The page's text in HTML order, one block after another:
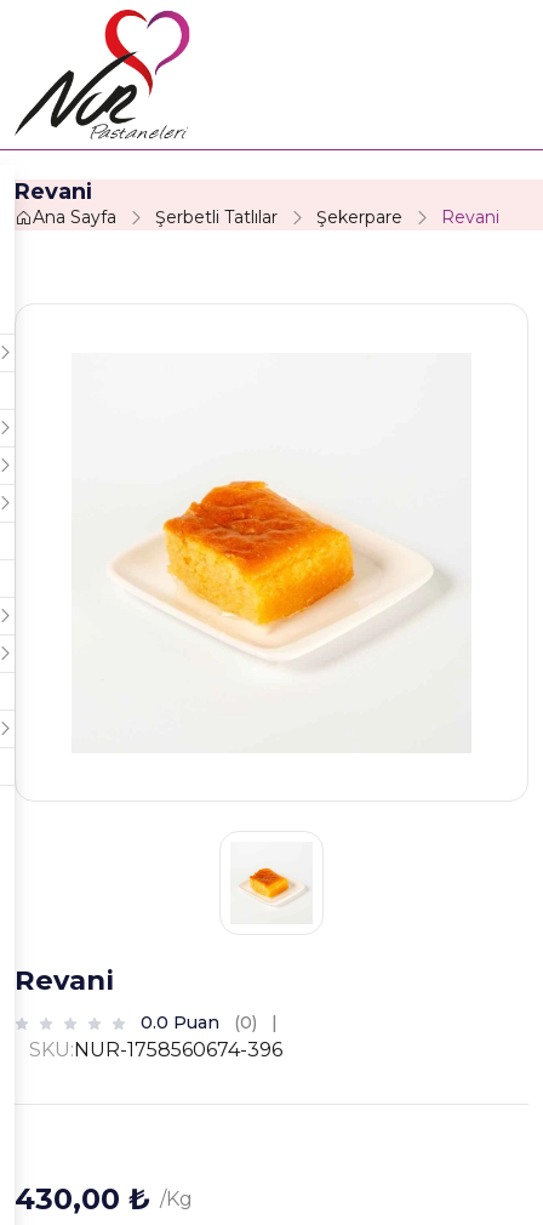
Revani
Ana Sayfa Şerbetli Tatlılar Şekerpare Revani
Revani
0.0 Puan (0) |
SKU: NUR-1758560674-396
430,00 ₺ /Kg